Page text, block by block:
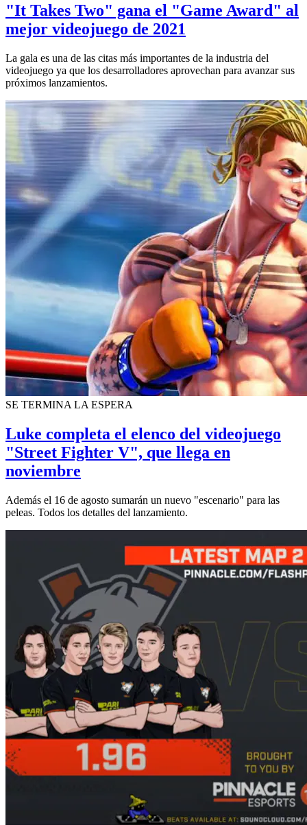
"It Takes Two" gana el "Game Award" al
mejor videojuego de 2021
La gala es una de las citas más importantes de la industria del
videojuego ya que los desarrolladores aprovechan para avanzar sus
próximos lanzamientos.
SE TERMINA LA ESPERA
Luke completa el elenco del videojuego
"Street Fighter V", que llega en
noviembre
Además el 16 de agosto sumarán un nuevo "escenario" para las
peleas. Todos los detalles del lanzamiento.